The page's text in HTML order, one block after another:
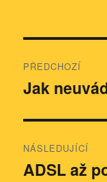
pro
PŘEDCHOZÍ
Předchozí
Jak
NÁSLEDUJÍCÍ
Následující
ADSL až